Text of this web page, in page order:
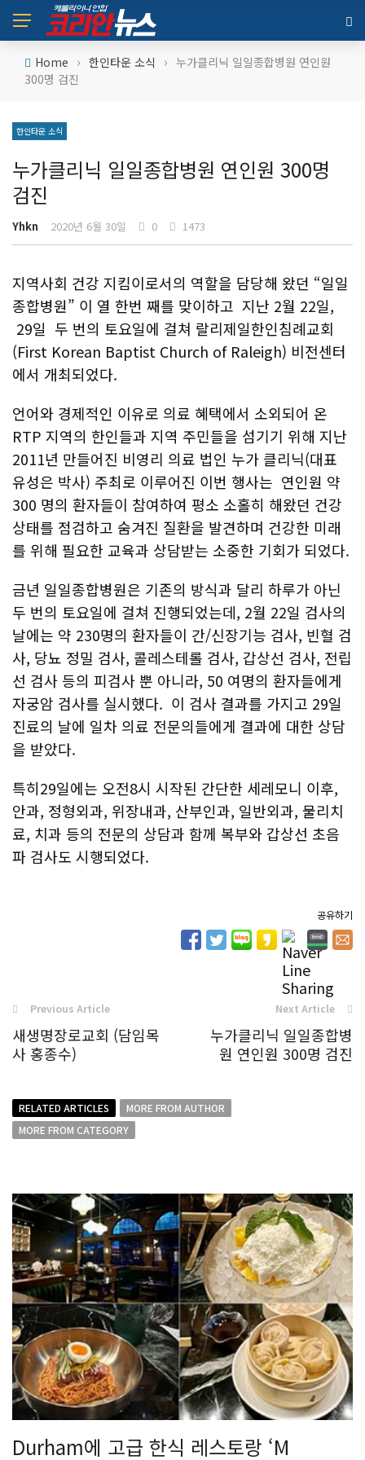
Home › 한인타운 소식 › 누가클리닉 일일종합병원 연인원
300명 검진
한인타운 소식
누가클리닉 일일종합병원 연인원 300명
검진
Yhkn 2020년 6월 30일 0 1473
지역사회 건강 지킴이로서의 역할을 담당해 왔던 “일일
종합병원” 이 열 한번 째를 맞이하고 지난 2월 22일,
29일 두 번의 토요일에 걸쳐 랄리제일한인침례교회
(First Korean Baptist Church of Raleigh) 비전센터
에서 개최되었다.
언어와 경제적인 이유로 의료 혜택에서 소외되어 온
RTP 지역의 한인들과 지역 주민들을 섬기기 위해 지난
2011년 만들어진 비영리 의료 법인 누가 클리닉(대표
유성은 박사) 주최로 이루어진 이번 행사는 연인원 약
300 명의 환자들이 참여하여 평소 소홀히 해왔던 건강
상태를 점검하고 숨겨진 질환을 발견하며 건강한 미래
를 위해 필요한 교육과 상담받는 소중한 기회가 되었다.
금년 일일종합병원은 기존의 방식과 달리 하루가 아닌
두 번의 토요일에 걸쳐 진행되었는데, 2월 22일 검사의
날에는 약 230명의 환자들이 간/신장기능 검사, 빈혈 검
사, 당뇨 정밀 검사, 콜레스테롤 검사, 갑상선 검사, 전립
선 검사 등의 피검사 뿐 아니라, 50 여명의 환자들에게
자궁암 검사를 실시했다. 이 검사 결과를 가지고 29일
진료의 날에 일차 의료 전문의들에게 결과에 대한 상담
을 받았다.
특히29일에는 오전8시 시작된 간단한 세레모니 이후,
안과, 정형외과, 위장내과, 산부인과, 일반외과, 물리치
료, 치과 등의 전문의 상담과 함께 복부와 갑상선 초음
파 검사도 시행되었다.
공유하기
Previous Article
새생명장로교회 (담임목
사 홍종수)
Next Article
누가클리닉 일일종합병
원 연인원 300명 검진
RELATED ARTICLES
MORE FROM AUTHOR
MORE FROM CATEGORY
Durham에 고급 한식 레스토랑 ‘M